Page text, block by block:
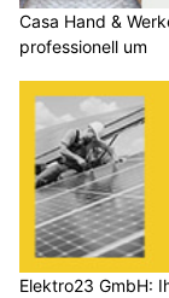
Casa Hand &
professionell um
Elektro23 GmbH: